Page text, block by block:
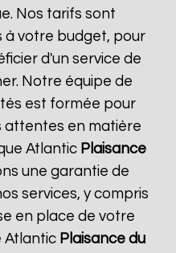
Nos tarifs sont
votre budget, pour
d'un service de
Notre équipe de
est formée pour
attentes en matière
Atlantic Plaisance
une garantie de
services, y compris
en place de votre
Atlantic Plaisance du